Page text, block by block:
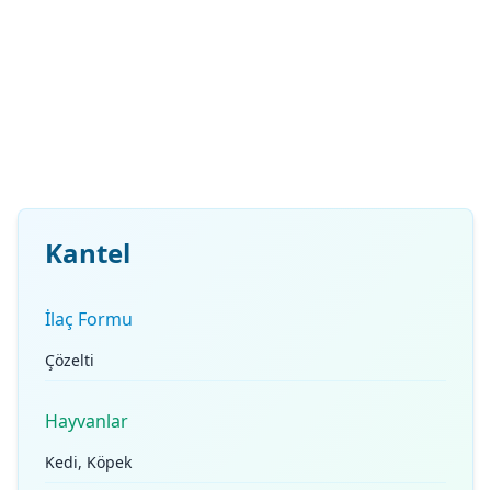
Kantel
İlaç Formu
Çözelti
Hayvanlar
Kedi, Köpek